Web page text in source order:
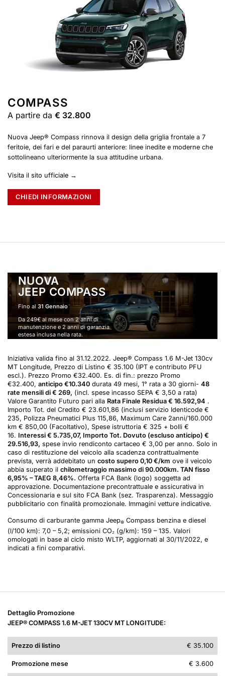
COMPASS
A partire da € 32.800
Nuova Jeep® Compass rinnova il design della griglia frontale a 7
feritoie, dei fari e del paraurti anteriore: linee inedite e moderne che
sottolineano ulteriormente la sua attitudine urbana.
Visita il sito ufficiale →
CHIEDI INFORMAZIONI
NUOVA
JEEP COMPASS
Fino al 31 Gennaio
Da 249€ al mese con 2 anni di
manutenzione e 2 anni di garanzia
estesa inclusa nella rata.
10.322,5€ – 249€/48 mesi – rata
finale residua 16.587,83€ – TAN
6,95% TAEG 8,49%.
Iniziativa valida fino al 31.12.2022. Jeep® Compass 1.6 M-Jet 130cv
MT Longitude, Prezzo di Listino € 35.100 (IPT e contributo PFU
escl.). Prezzo Promo €32.400. Es. di fin.: prezzo Promo
€32.400, anticipo €10.340 durata 49 mesi, 1° rata a 30 giorni- 48
rate mensili di € 269, (incl. spese incasso SEPA € 3,50 a rata)
Valore Garantito Futuro pari alla Rata Finale Residua € 16.592,94 .
Importo Tot. del Credito € 23.601,86 (inclusi servizio Identicode €
235, Polizza Pneumatici Plus 115,86, Maximum Care 2anni/160.000
km € 850,00 (Facoltativo), Spese istruttoria € 325 + bolli €
16. Interessi € 5.735,07, Importo Tot. Dovuto (escluso anticipo) €
29.516,93, spese invio rendiconto cartaceo € 3,00 per anno. Solo in
caso di restituzione del veicolo alla scadenza contrattualmente
prevista, verrà addebitato un costo supero 0,10 €/km ove il veicolo
abbia superato il chilometraggio massimo di 90.000km. TAN fisso
6,95% – TAEG 8,46%. Offerta FCA Bank (logo) soggetta ad
approvazione. Documentazione precontrattuale e assicurativa in
Concessionaria e sul sito FCA Bank (sez. Trasparenza). Messaggio
pubblicitario con finalità promozionale. Immagini vetture indicative.
Consumo di carburante gamma Jeep® Compass benzina e diesel
(l/100 km): 7,0 – 5,2; emissioni CO₂ (g/km): 159 – 135. Valori
omologati in base al ciclo misto WLTP, aggiornati al 30/11/2022, e
indicati a fini comparativi.
Dettaglio Promozione
JEEP® COMPASS 1.6 M-JET 130CV MT LONGITUDE:
Prezzo di listino € 35.100
Promozione mese € 3.600